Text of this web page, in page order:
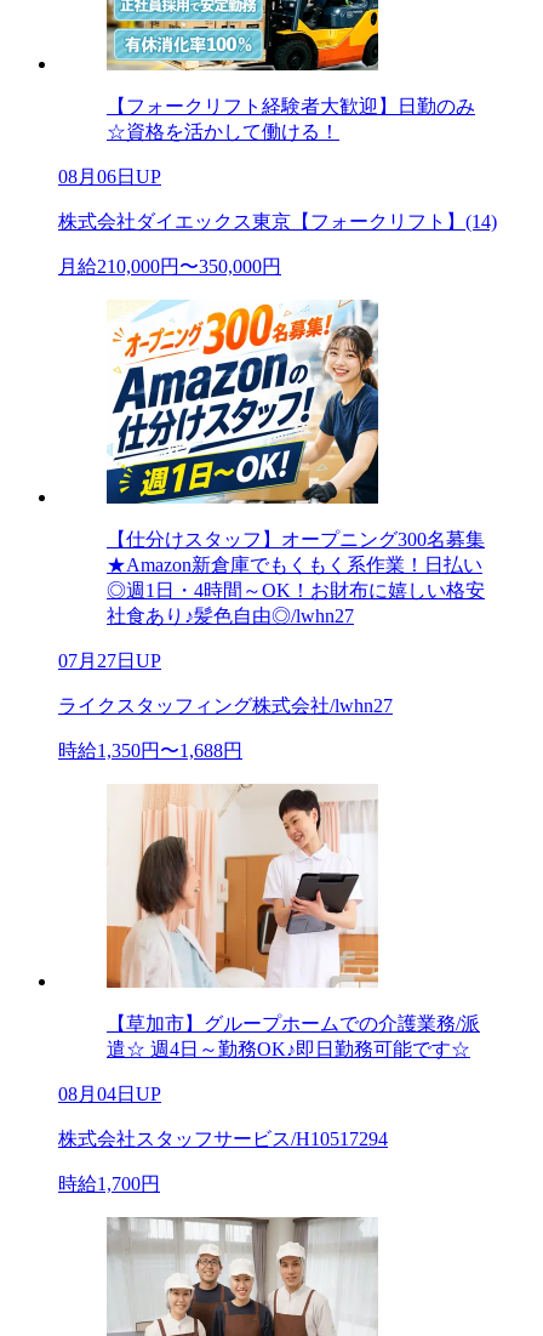
【フォークリフト経験者大歓迎】日勤のみ
☆資格を活かして働ける！
08月06日UP
株式会社ダイエックス東京【フォークリフト】(14)
月給210,000円〜350,000円
【仕分けスタッフ】オープニング300名募集
★Amazon新倉庫でもくもく系作業！日払い
◎週1日・4時間～OK！お財布に嬉しい格安
社食あり♪髪色自由◎/lwhn27
07月27日UP
ライクスタッフィング株式会社/lwhn27
時給1,350円〜1,688円
【草加市】グループホームでの介護業務/派
遣☆ 週4日～勤務OK♪即日勤務可能です☆
08月04日UP
株式会社スタッフサービス/H10517294
時給1,700円